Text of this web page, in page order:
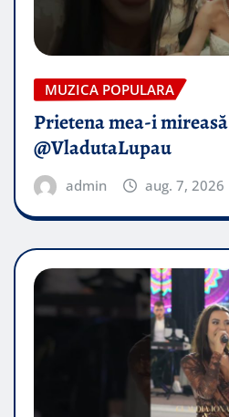
MUZICA POPULARA
Prietena mea-i mireasă​
@VladutaLupau
admin aug. 7, 2026